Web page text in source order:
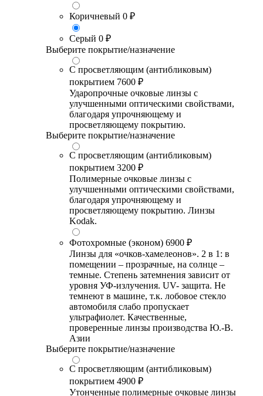
Коричневый 0 ₽
Серый 0 ₽
Выберите покрытие/назначение
С просветляющим (антибликовым)
покрытием 7600 ₽
Ударопрочные очковые линзы с
улучшенными оптическими свойствами,
благодаря упрочняющему и
просветляющему покрытию.
Выберите покрытие/назначение
С просветляющим (антибликовым)
покрытием 3200 ₽
Полимерные очковые линзы с
улучшенными оптическими свойствами,
благодаря упрочняющему и
просветляющему покрытию. Линзы
Kodak.
Фотохромные (эконом) 6900 ₽
Линзы для «очков-хамелеонов». 2 в 1: в
помещении – прозрачные, на солнце –
темные. Степень затемнения зависит от
уровня УФ-излучения. UV- защита. Не
темнеют в машине, т.к. лобовое стекло
автомобиля слабо пропускает
ультрафиолет. Качественные,
проверенные линзы производства Ю.-В.
Азии
Выберите покрытие/назначение
С просветляющим (антибликовым)
покрытием 4900 ₽
Утонченные полимерные очковые линзы